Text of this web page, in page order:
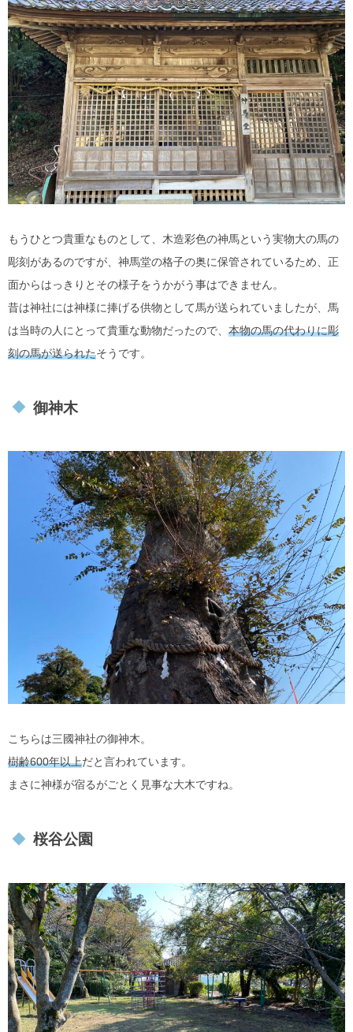
もうひとつ貴重なものとして、木造彩色の神馬という実物大の馬の
彫刻があるのですが、神馬堂の格子の奥に保管されているため、正
面からはっきりとその様子をうかがう事はできません。
昔は神社には神様に捧げる供物として馬が送られていましたが、馬
は当時の人にとって貴重な動物だったので、 本物の馬の代わりに彫
刻の馬が送られたそうです。
御神木
こちらは三國神社の御神木。
樹齢600年以上だと言われています。
まさに神様が宿るがごとく見事な大木ですね。
桜谷公園